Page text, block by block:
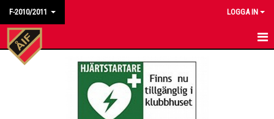
F-2010/2011 LOGGA IN
HEM